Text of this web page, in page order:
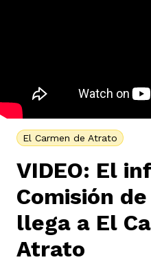
El Carmen de Atrato
VIDEO: El
Comisión
llega a El
Atrato
del Cesar
de Atrato
étnicos
armado
país